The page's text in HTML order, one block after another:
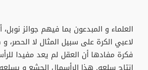
العلماء و المبدعون بما فيهم جوائز
لاعبي الكرة على سبيل المثال لا الحصر،
فكرة مفادها أن العقل لم يعد مفيدا